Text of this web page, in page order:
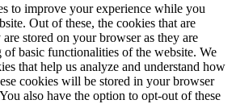
to improve your experience while you
Out of these, the cookies that are
are stored on your browser as they are
basic functionalities of the website. We
that help us analyze and understand how
cookies will be stored in your browser
also have the option to opt-out of these